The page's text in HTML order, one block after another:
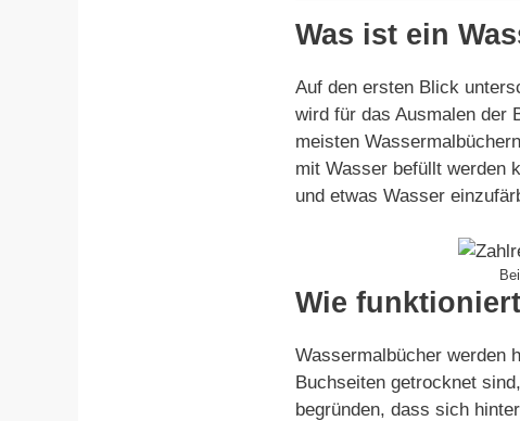
Was ist ein
Auf den ersten Blick
wird für das Ausmalen der
meisten
mit Wasser befüllt werden
und etwas Wasser
Wie
Wassermalbücher werden
Buchseiten getrocknet
begründen, dass sich